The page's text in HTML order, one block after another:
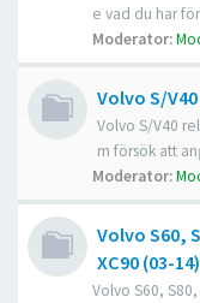
e vad du har
Moderator:
Volvo S/
Volvo S/V40
m försök att
Moderator:
Volvo S60,
XC90 (03-14)
Volvo S60,